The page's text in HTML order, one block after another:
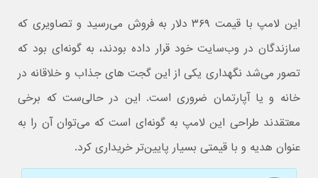
این لامپ با قیمت ۳۶۹ دلار به فروش می‌رسید و تصاویری که
سازندگان در وب‌سایت خود قرار داده بودند، به گونه‌ای بود که
تصور می‌شد نگهداری یکی از این گجت های جذاب و خلاقانه در
خانه و یا آپارتمان ضروری است. این در حالی‌ست که برخی
معتقدند طراحی این لامپ به گونه‌ای است که می‌توان آن را به
عنوان هدیه و با قیمتی بسیار پایین‌تر خریداری کرد.